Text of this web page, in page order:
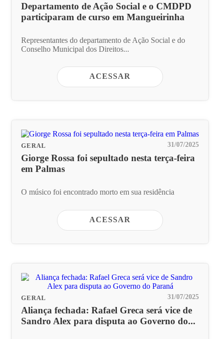
Departamento de Ação Social e o CMDPD
participaram de curso em Mangueirinha
Representantes do departamento de Ação Social e do
Conselho Municipal dos Direitos...
ACESSAR
GERAL 31/07/2025
Giorge Rossa foi sepultado nesta terça-feira
em Palmas
O músico foi encontrado morto em sua residência
ACESSAR
GERAL 31/07/2025
Aliança fechada: Rafael Greca será vice de
Sandro Alex para disputa ao Governo do...